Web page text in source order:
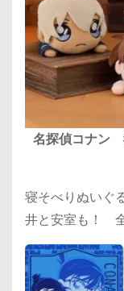
名探偵コナン
寝そべりぬいぐ
井と安室も！ 全